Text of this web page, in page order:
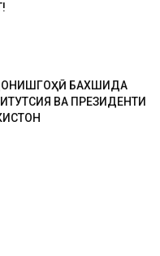
БАХШИДА
ВА ПРЕЗИДЕНТИ